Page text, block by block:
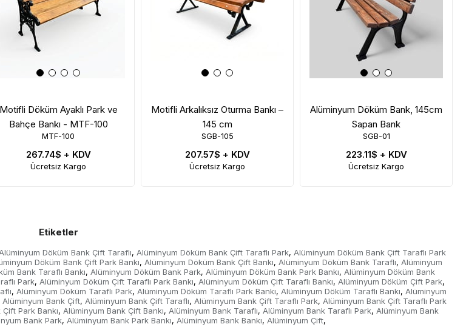
Motifli Döküm Ayaklı Park ve
Bahçe Bankı - MTF-100
MTF-100
267.74$ + KDV
Ücretsiz Kargo
Motifli Arkalıksız Oturma Bankı –
145 cm
SGB-105
207.57$ + KDV
Ücretsiz Kargo
Alüminyum Döküm Bank, 145cm
Sapan Bank
SGB-01
223.11$ + KDV
Ücretsiz Kargo
Etiketler
Alüminyum Döküm Bank Çift Taraflı, Alüminyum Döküm Bank Çift Taraflı Park, Alüminyum Döküm Bank Çift Taraflı Park
Döküm Bank Çift Park Bankı, Alüminyum Döküm Bank Çift Bankı, Alüminyum Döküm Bank Taraflı, Alüminyum
Bank Taraflı Bankı, Alüminyum Döküm Bank Park, Alüminyum Döküm Bank Park Bankı, Alüminyum Döküm Bank
Park, Alüminyum Döküm Çift Taraflı Park Bankı, Alüminyum Döküm Çift Taraflı Bankı, Alüminyum Döküm Çift Park,
, Alüminyum Döküm Taraflı Park, Alüminyum Döküm Taraflı Park Bankı, Alüminyum Döküm Taraflı Bankı, Alüminyum
Alüminyum Bank Çift, Alüminyum Bank Çift Taraflı, Alüminyum Bank Çift Taraflı Park, Alüminyum Bank Çift Taraflı Park
Park Bankı, Alüminyum Bank Çift Bankı, Alüminyum Bank Taraflı, Alüminyum Bank Taraflı Park, Alüminyum Bank
Bank Park, Alüminyum Bank Park Bankı, Alüminyum Bank Bankı, Alüminyum Çift,